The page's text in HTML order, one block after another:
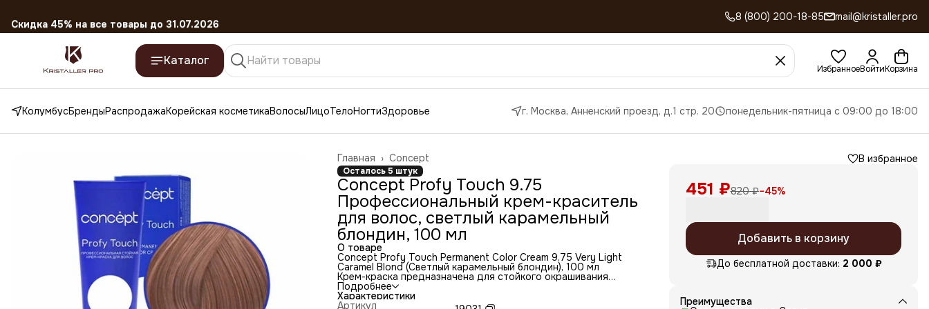
8 (800) 200-18-85 mail@kristaller.pro
Каталог
ИзбранноеВойтиКорзина
КолумбусБрендыРаспродажаКорейская косметикаВолосыЛицоТелоНогтиЗдоровье г. Москва, Анненский проезд, д.1 стр. 20 понедельник-пятница с 09:00 до 18:00
Concept
Главная ›
Осталось 5 штук
Concept Profy Touch 9.75
Профессиональный крем-краситель
для волос, светлый карамельный
блондин, 100 мл
О товаре
Concept Profy Touch Permanent Color Cream 9.75 Very Light
Caramel Blond (Светлый карамельный блондин), 100 мл
Крем-краска предназначена для стойкого окрашивания
волос. При её совместном использовании со специальными
профессиональными микстонами и корректорами можно
создавать любые по насыщенности и интенсивности оттенки.
Подробнее
Характеристики
Артикул
В избранное
451 ₽820 ₽−45%
Добавить в корзину
До бесплатной доставки: 2 000 ₽
Преимущества